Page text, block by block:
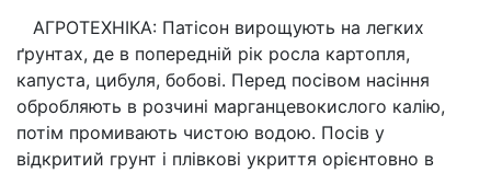
АГРОТЕХНІКА: Патісон вирощують на легких
ґрунтах, де в попередній рік росла картопля,
капуста, цибуля, бобові. Перед посівом насіння
обробляють в розчині марганцевокислого калію,
потім промивають чистою водою. Посів у
відкритий грунт і плівкові укриття орієнтовно в